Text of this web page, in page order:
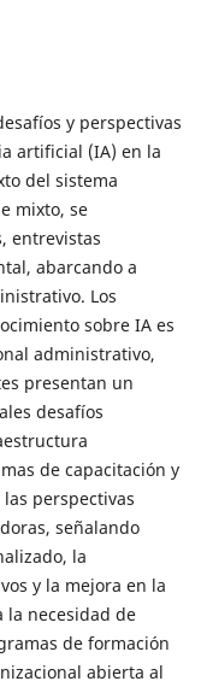
y perspectivas
artificial (IA) en la
del sistema
mixto, se
entrevistas
abarcando a
Los
sobre IA es
administrativo,
presentan un
desafíos
de capacitación y
perspectivas
señalando
la
y la mejora en la
la necesidad de
de formación
abierta al